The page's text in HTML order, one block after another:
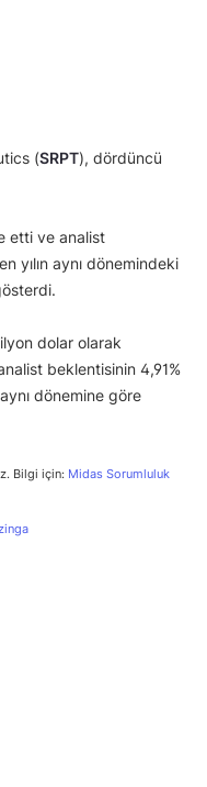
(SRPT), dördüncü
etti ve analist
yılın aynı dönemindeki
dolar olarak
beklentisinin 4,91%
dönemine göre
Bilgi için: Midas Sorumluluk